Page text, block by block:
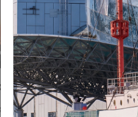
- Территория музыки